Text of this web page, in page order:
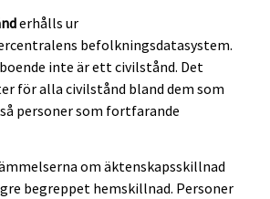
erhålls ur
befolkningsdatasystem.
inte är ett civilstånd. Det
för alla civilstånd bland dem som
personer som fortfarande
om äktenskapsskillnad
begreppet hemskillnad. Personer